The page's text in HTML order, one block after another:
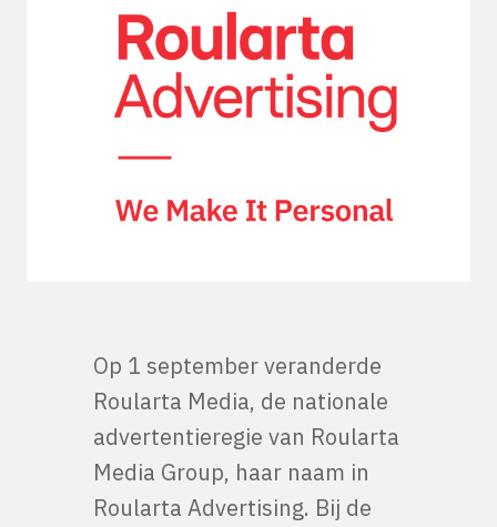
Op 1 september veranderde
Roularta Media, de nationale
advertentieregie van Roularta
Media Group, haar naam in
Roularta Advertising. Bij de